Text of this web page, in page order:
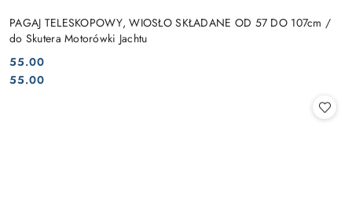
PAGAJ TELESKOPOWY, WIOSŁO SKŁADANE OD 57 DO 107cm /
do Skutera Motorówki Jachtu
Cena:
55.00
Cena:
55.00